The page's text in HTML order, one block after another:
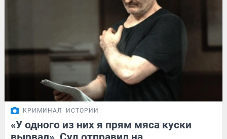
КРИМИНАЛ ИСТОРИИ
«У одного из них я прям мяса куски